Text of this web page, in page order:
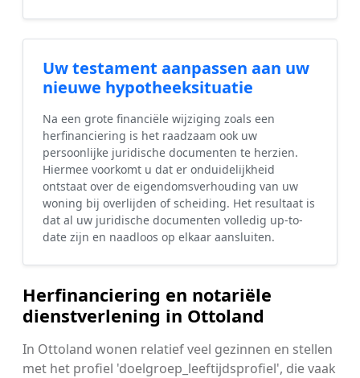
Uw testament aanpassen aan uw
nieuwe hypotheeksituatie
Na een grote financiële wijziging zoals een
herfinanciering is het raadzaam ook uw
persoonlijke juridische documenten te herzien.
Hiermee voorkomt u dat er onduidelijkheid
ontstaat over de eigendomsverhouding van uw
woning bij overlijden of scheiding. Het resultaat is
dat al uw juridische documenten volledig up-to-
date zijn en naadloos op elkaar aansluiten.
Herfinanciering en notariële
dienstverlening in Ottoland
In Ottoland wonen relatief veel gezinnen en stellen
met het profiel 'doelgroep_leeftijdsprofiel', die vaak